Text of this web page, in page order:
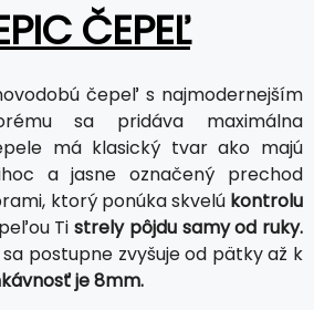
ČEPEĽ
čepeľ s najmodernejším
sa pridáva maximálna
má klasický tvar ako majú
a jasne označený prechod
ktorý ponúka skvelú kontrolu
Ti strely pôjdu samy od ruky.
postupne zvyšuje od pätky až k
je 8mm.